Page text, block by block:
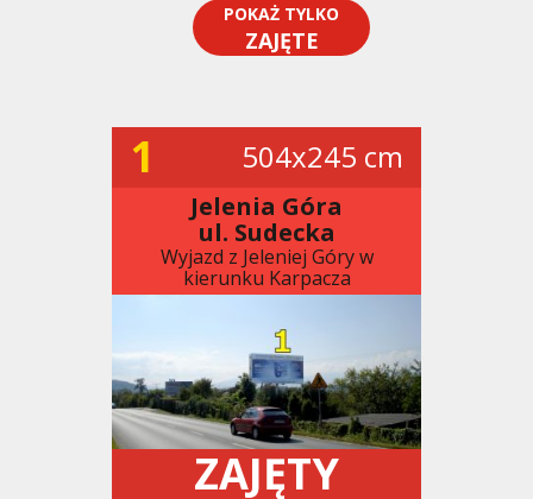
POKAŻ TYLKO
ZAJĘTE
1 504x245 cm
Jelenia Góra
ul. Sudecka
Wyjazd z Jeleniej Góry w
kierunku Karpacza
ZAJĘTY